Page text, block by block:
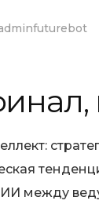
ИИ между